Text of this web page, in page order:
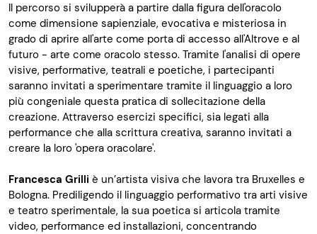
Il percorso si svilupperà a partire dalla figura dell'oracolo
come dimensione sapienziale, evocativa e misteriosa in
grado di aprire all'arte come porta di accesso all'Altrove e al
futuro - arte come oracolo stesso. Tramite l'analisi di opere
visive, performative, teatrali e poetiche, i partecipanti
saranno invitati a sperimentare tramite il linguaggio a loro
più congeniale questa pratica di sollecitazione della
creazione. Attraverso esercizi specifici, sia legati alla
performance che alla scrittura creativa, saranno invitati a
creare la loro 'opera oracolare'.
Francesca Grilli è un’artista visiva che lavora tra Bruxelles e
Bologna. Prediligendo il linguaggio performativo tra arti visive
e teatro sperimentale, la sua poetica si articola tramite
video, performance ed installazioni, concentrando